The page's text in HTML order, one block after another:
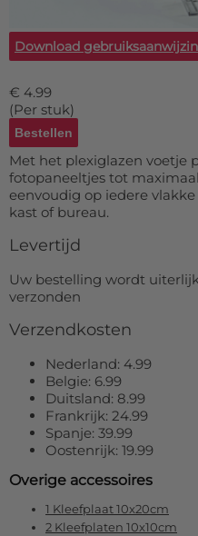
Vloermat
Skateboard deck
Levertijden
WhatsApp
Download
€ 4.99
(Per stuk)
Met het plexiglazen voetje
fotopaneeltjes tot
eenvoudig op iedere
kast of bureau.
Levertijd
Uw bestelling wordt
verzonden
Verzendkosten
Nederland: 4.99
Belgie: 6.99
Duitsland: 8.99
Frankrijk: 24.99
Spanje: 39.99
Oostenrijk: 19.99
Overige accessoires
1 Kleefplaat 10x20cm
2 Kleefplaten 10x10cm